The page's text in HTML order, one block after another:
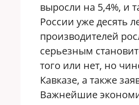
выросли на 5,4%, и
России уже десять
производителей
серьезным
того или нет, но
Кавказе, а также
Важнейшие